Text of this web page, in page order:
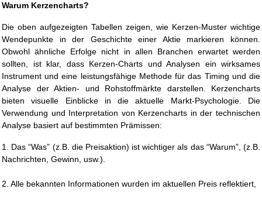
Warum Kerzencharts?
Die oben aufgezeigten Tabellen zeigen, wie Kerzen-Muster wichtige
Wendepunkte in der Geschichte einer Aktie markieren können.
Obwohl ähnliche Erfolge nicht in allen Branchen erwartet werden
sollten, ist klar, dass Kerzen-Charts und Analysen ein wirksames
Instrument und eine leistungsfähige Methode für das Timing und die
Analyse der Aktien- und Rohstoffmärkte darstellen. Kerzencharts
bieten visuelle Einblicke in die aktuelle Markt-Psychologie. Die
Verwendung und Interpretation von Kerzencharts in der technischen
Analyse basiert auf bestimmten Prämissen:
1. Das “Was” (z.B. die Preisaktion) ist wichtiger als das “Warum”, (z.B.
Nachrichten, Gewinn, usw.).
2. Alle bekannten Informationen wurden im aktuellen Preis reflektiert,